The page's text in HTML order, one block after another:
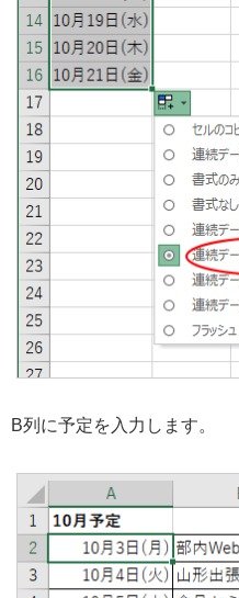
B列に予定を入力します。